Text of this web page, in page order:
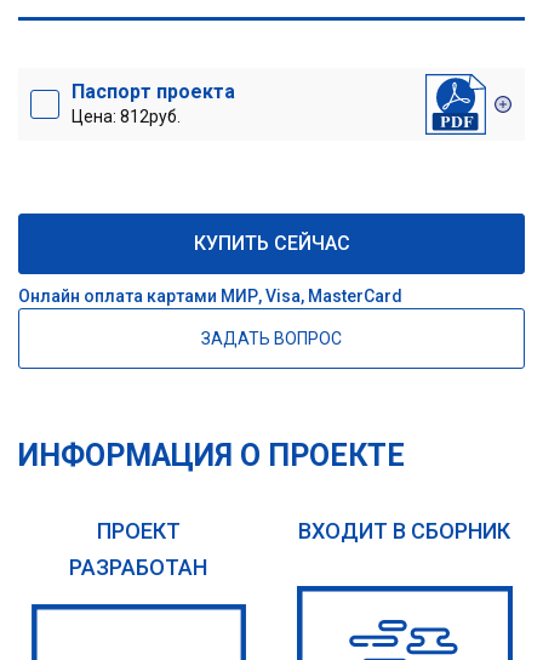
Паспорт проекта
Цена: 812руб.
КУПИТЬ СЕЙЧАС
Онлайн оплата картами МИР, Visa, MasterCard
ЗАДАТЬ ВОПРОС
ИНФОРМАЦИЯ О ПРОЕКТЕ
ПРОЕКТ
РАЗРАБОТАН
ВХОДИТ В СБОРНИК